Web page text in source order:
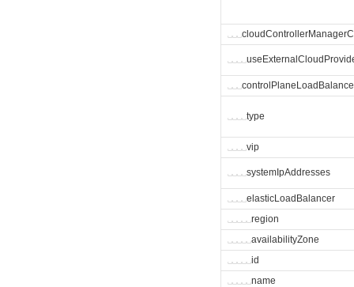
␣␣␣
␣␣␣␣
␣␣␣
␣␣␣␣type
␣␣␣␣vip
␣␣␣␣systemIpAddresses
␣␣␣␣elasticLoadBalancer
␣␣␣␣␣region
␣␣␣␣␣availabilityZone
␣␣␣␣␣id
␣␣␣␣␣name